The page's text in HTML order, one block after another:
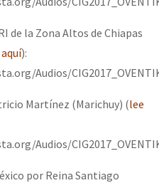
de la Zona Altos de Chiapas
):
Audios/
Martínez (Marichuy) (lee
Audios/
por Reina Santiago